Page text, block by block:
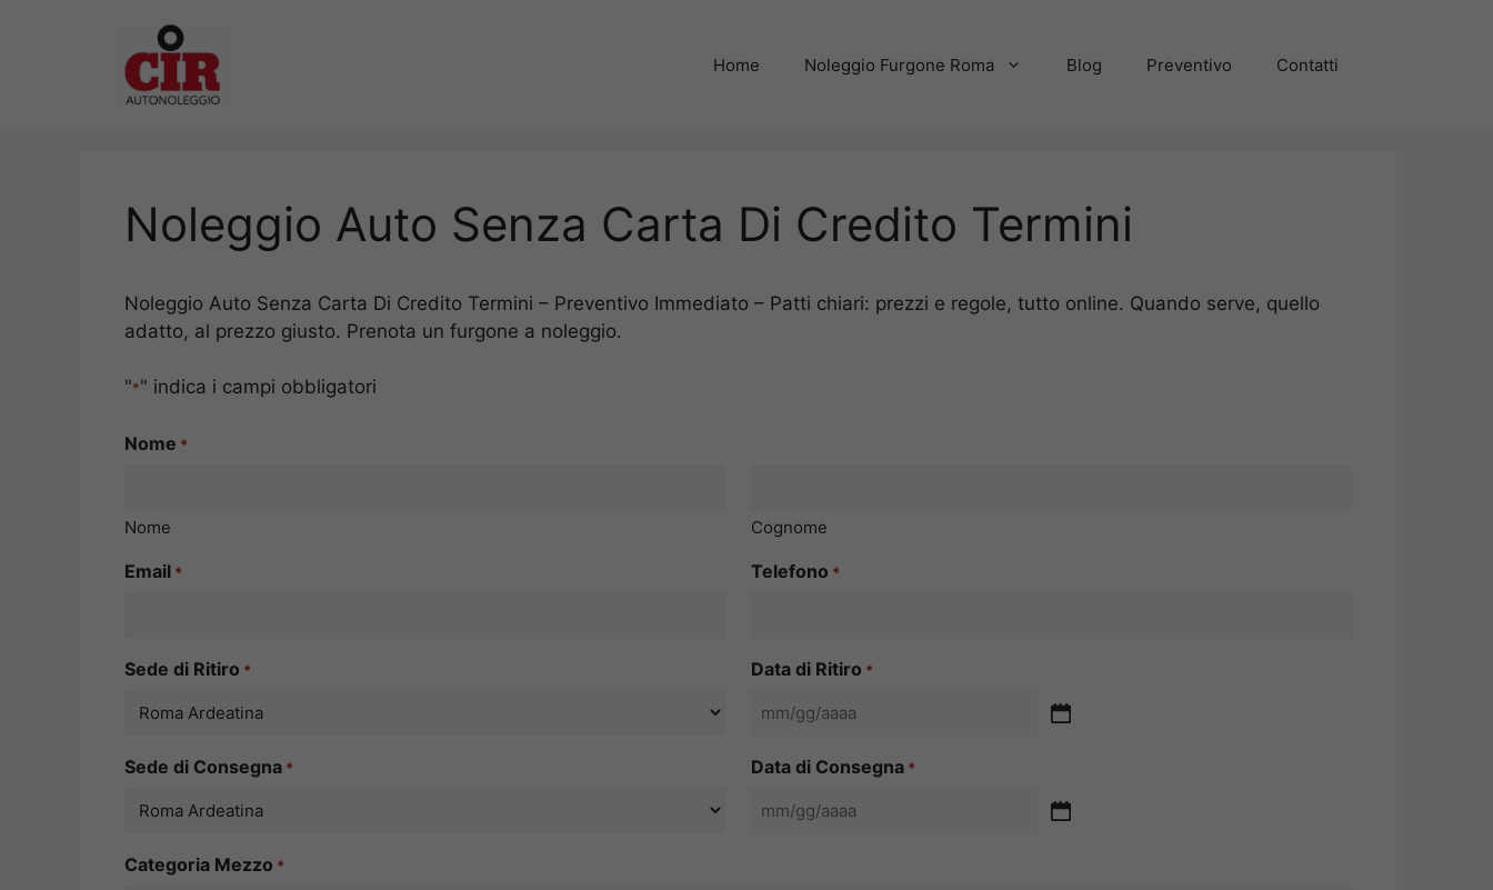
Home Noleggio Furgone Roma Blog Preventivo Contatti
Noleggio Auto Senza Carta Di Credito Termini
Noleggio Auto Senza Carta Di Credito Termini – Preventivo Immediato – Patti chiari: prezzi e regole, tutto online. Quando serve, quello
adatto, al prezzo giusto. Prenota un furgone a noleggio.
"*" indica i campi obbligatori
Nome *
Nome Cognome
Email * Telefono
Sede di Ritiro * Data di Ritiro
MM
GG
slash
Sede di Consegna * Data di Consegna
MM
Categoria Mezzo *